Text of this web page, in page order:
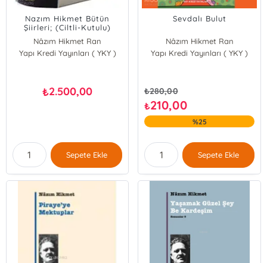
Nazım Hikmet Bütün
Şiirleri; (Ciltli-Kutulu)
Nâzım Hikmet Ran
Yapı Kredi Yayınları ( YKY )
₺2.500,00
Sepete Ekle
Sevdalı Bulut
Nâzım Hikmet Ran
Yapı Kredi Yayınları ( YKY )
₺280,00
₺210,00
%25
Sepete Ekle